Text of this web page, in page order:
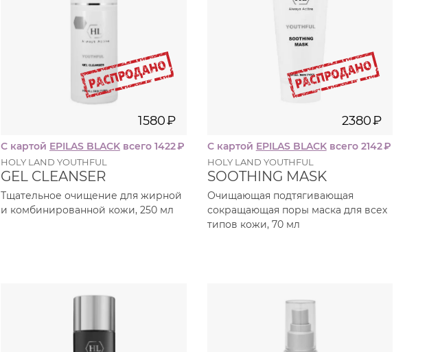
1580₽
С картой EPILAS BLACKвсего 1422₽
HOLY LAND YOUTHFUL
GEL CLEANSER
Тщательное очищение для жирной
и комбинированной кожи, 250 мл
2380₽
С картой EPILAS BLACKвсего 2142₽
HOLY LAND YOUTHFUL
SOOTHING MASK
Очищающая подтягивающая
сокращающая поры маска для всех
типов кожи, 70 мл